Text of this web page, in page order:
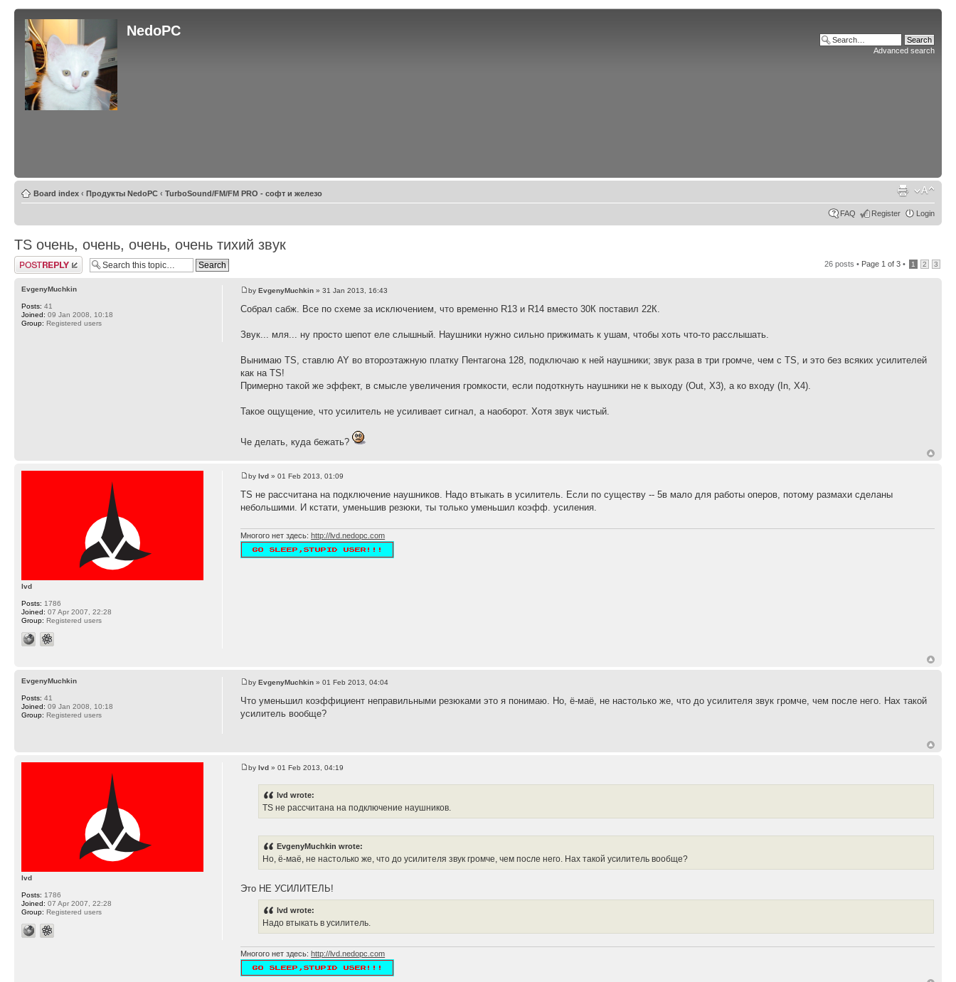
NedoPC
Advanced search
Board index ‹ Продукты NedoPC ‹ TurboSound/FM/FM PRO - софт и железо
FAQ Register Login
TS очень, очень, очень, очень тихий звук
Post a reply 26 posts • Page 1 of 3 • 1 2 3
byEvgenyMuchkin » 31 Jan 2013, 16:43
Собрал сабж. Все по схеме за исключением, что временно R13 и R14 вместо 30К поставил 22К.
Звук... мля... ну просто шепот еле слышный. Наушники нужно сильно прижимать к ушам, чтобы хоть что-то расслышать.
Вынимаю TS, ставлю AY во второэтажную платку Пентагона 128, подключаю к ней наушники; звук раза в три громче, чем с TS, и это без всяких усилителей
как на TS!
Примерно такой же эффект, в смысле увеличения громкости, если подоткнуть наушники не к выходу (Out, X3), а ко входу (In, X4).
Такое ощущение, что усилитель не усиливает сигнал, а наоборот. Хотя звук чистый.
Че делать, куда бежать?
EvgenyMuchkin
Posts: 41
Joined: 09 Jan 2008, 10:18
Group: Registered users
bylvd » 01 Feb 2013, 01:09
TS не рассчитана на подключение наушников. Надо втыкать в усилитель. Если по существу -- 5в мало для работы оперов, потому размахи сделаны
небольшими. И кстати, уменьшив резюки, ты только уменьшил коэфф. усиления.
Многого нет здесь: http://lvd.nedopc.com
lvd
Posts: 1786
Joined: 07 Apr 2007, 22:28
Group: Registered users
byEvgenyMuchkin » 01 Feb 2013, 04:04
Что уменьшил коэффициент неправильными резюками это я понимаю. Но, ё-маё, не настолько же, что до усилителя звук громче, чем после него. Нах такой
усилитель вообще?
EvgenyMuchkin
Posts: 41
Joined: 09 Jan 2008, 10:18
Group: Registered users
bylvd » 01 Feb 2013, 04:19
lvd wrote:
TS не рассчитана на подключение наушников.
EvgenyMuchkin wrote:
Но, ё-маё, не настолько же, что до усилителя звук громче, чем после него. Нах такой усилитель вообще?
Это НЕ УСИЛИТЕЛЬ!
lvd wrote:
Надо втыкать в усилитель.
Многого нет здесь:http://lvd.nedopc.com
lvd
Posts: 1786
Joined: 07 Apr 2007, 22:28
Group: Registered users